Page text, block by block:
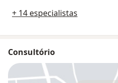
+ 14 especialistas
Consultório